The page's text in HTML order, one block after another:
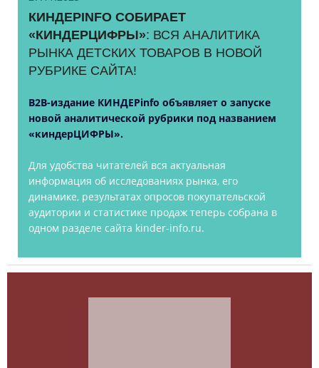
КИНДЕРINFO СОБИРАЕТ
«КИНДЕРЦИФРЫ»: ВСЯ АНАЛИТИКА
РЫНКА ДЕТСКИХ ТОВАРОВ В НОВОЙ
РУБРИКЕ САЙТА!
B2B-издание КИНДЕРinfo объявляет о запуске
новой аналитической рубрики под названием
«киндерЦИФРЫ».
Для удобства читателей вся актуальная
информация об исследованиях рынка, его
динамике, результатах опросов покупательской
аудитории и статистике продаж теперь собрана в
одном разделе сайта kinder-info.ru.